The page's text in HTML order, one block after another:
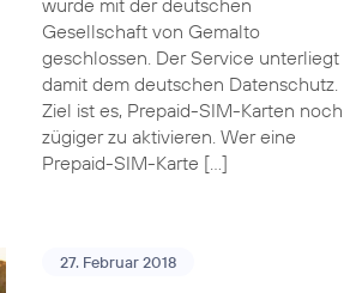
wurde mit der deutschen
Gesellschaft von Gemalto
geschlossen. Der Service unterliegt
damit dem deutschen Datenschutz.
Ziel ist es, Prepaid-SIM-Karten noch
zügiger zu aktivieren. Wer eine
Prepaid-SIM-Karte […]
27. Februar 2018